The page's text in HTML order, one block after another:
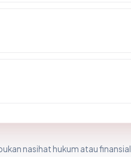
nasihat hukum atau finansial.